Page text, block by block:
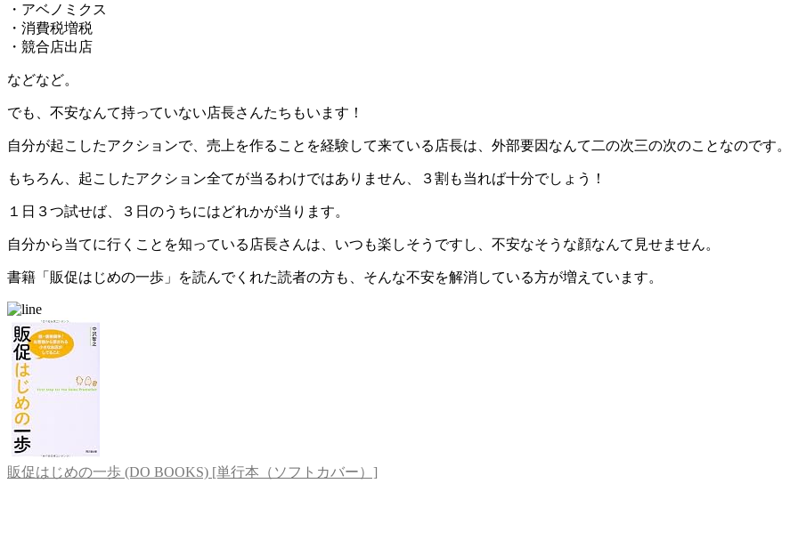
・アベノミクス
・消費税増税
・競合店出店
などなど。
でも、不安なんて持っていない店長さんたちもいます！
自分が起こしたアクションで、売上を作ることを経験して来ている店長は、外部要因なんて二の次三の次のことなのです。
もちろん、起こしたアクション全てが当るわけではありません、３割も当れば十分でしょう！
１日３つ試せば、３日のうちにはどれかが当ります。
自分から当てに行くことを知っている店長さんは、いつも楽しそうですし、不安なそうな顔なんて見せません。
書籍「販促はじめの一歩」を読んでくれた読者の方も、そんな不安を解消している方が増えています。
販促はじめの一歩 (DO BOOKS) [単行本（ソフトカバー）]